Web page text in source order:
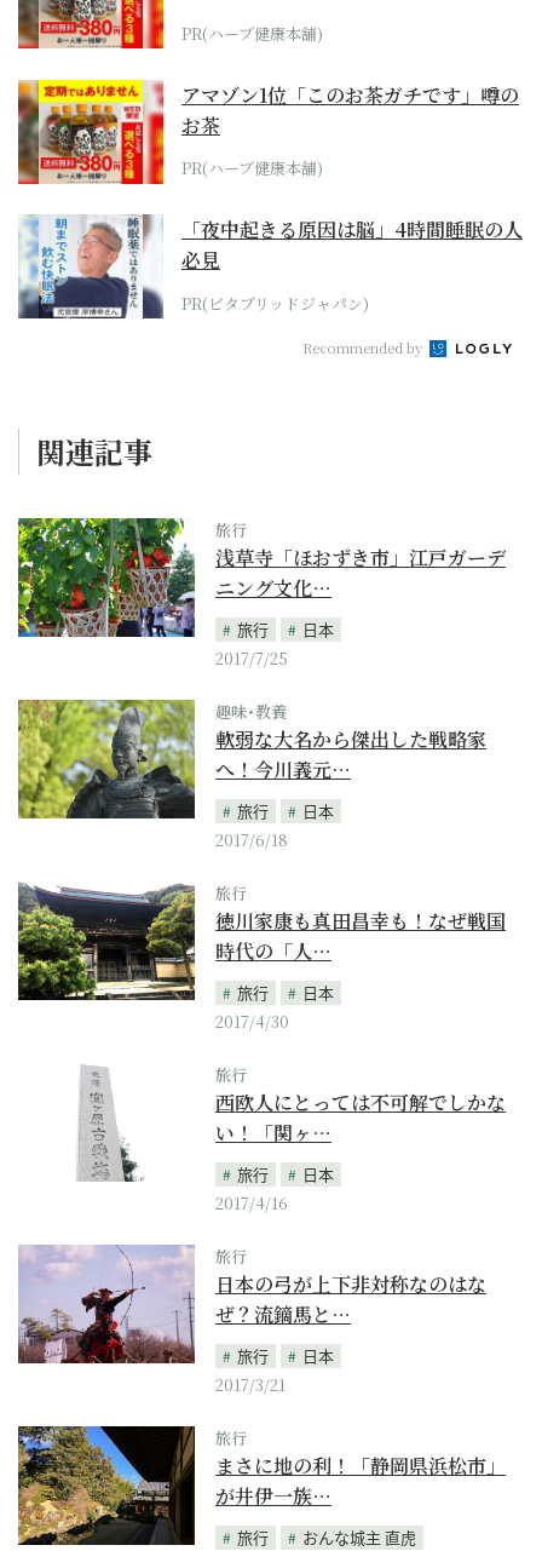
PR(ハーブ健康本舗)
アマゾン1位「このお茶ガチです」噂の
お茶
PR(ハーブ健康本舗)
「夜中起きる原因は脳」4時間睡眠の人
必見
PR(ビタブリッドジャパン)
Recommended by
関連記事
旅行
浅草寺「ほおずき市」江戸ガーデ
ニング文化…
旅行
日本
2017/7/25
趣味･教養
軟弱な大名から傑出した戦略家
へ！今川義元…
旅行
日本
2017/6/18
旅行
徳川家康も真田昌幸も！なぜ戦国
時代の「人…
旅行
日本
2017/4/30
旅行
西欧人にとっては不可解でしかな
い！「関ヶ…
旅行
日本
2017/4/16
旅行
日本の弓が上下非対称なのはな
ぜ？流鏑馬と…
旅行
日本
2017/3/21
旅行
まさに地の利！「静岡県浜松市」
が井伊一族…
旅行
おんな城主 直虎